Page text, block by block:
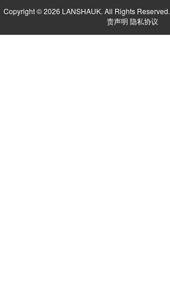
Copyright © 2026 LANSHAUK. All Rights Reserved.
责声明 隐私协议